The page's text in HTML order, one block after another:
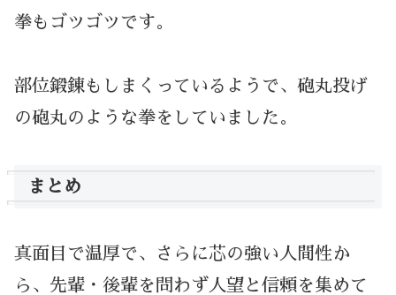
拳もゴツゴツです。
部位鍛錬もしまくっているようで、砲丸投げ
の砲丸のような拳をしていました。
まとめ
真面目で温厚で、さらに芯の強い人間性か
ら、先輩・後輩を問わず人望と信頼を集めて